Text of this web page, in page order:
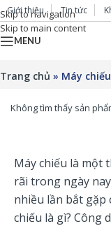
Skip to navigation
Skip to main content
Giới thiệu Tin tức
MENU
Trang chủ » Máy
Không tìm thấy sản
Máy chiếu là một
rãi trong ngày
nhiều lần bắt gặp
chiếu là gì? Công